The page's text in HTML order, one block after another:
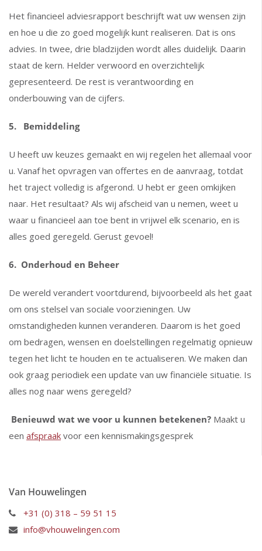
Het financieel adviesrapport beschrijft wat uw wensen zijn
en hoe u die zo goed mogelijk kunt realiseren. Dat is ons
advies. In twee, drie bladzijden wordt alles duidelijk. Daarin
staat de kern. Helder verwoord en overzichtelijk
gepresenteerd. De rest is verantwoording en
onderbouwing van de cijfers.
5. Bemiddeling
U heeft uw keuzes gemaakt en wij regelen het allemaal voor
u. Vanaf het opvragen van offertes en de aanvraag, totdat
het traject volledig is afgerond. U hebt er geen omkijken
naar. Het resultaat? Als wij afscheid van u nemen, weet u
waar u financieel aan toe bent in vrijwel elk scenario, en is
alles goed geregeld. Gerust gevoel!
6. Onderhoud en Beheer
De wereld verandert voortdurend, bijvoorbeeld als het gaat
om ons stelsel van sociale voorzieningen. Uw
omstandigheden kunnen veranderen. Daarom is het goed
om bedragen, wensen en doelstellingen regelmatig opnieuw
tegen het licht te houden en te actualiseren. We maken dan
ook graag periodiek een update van uw financiële situatie. Is
alles nog naar wens geregeld?
Benieuwd wat we voor u kunnen betekenen? Maakt u
een afspraak voor een kennismakingsgesprek
Van Houwelingen
+31 (0) 318 – 59 51 15
info@vhouwelingen.com